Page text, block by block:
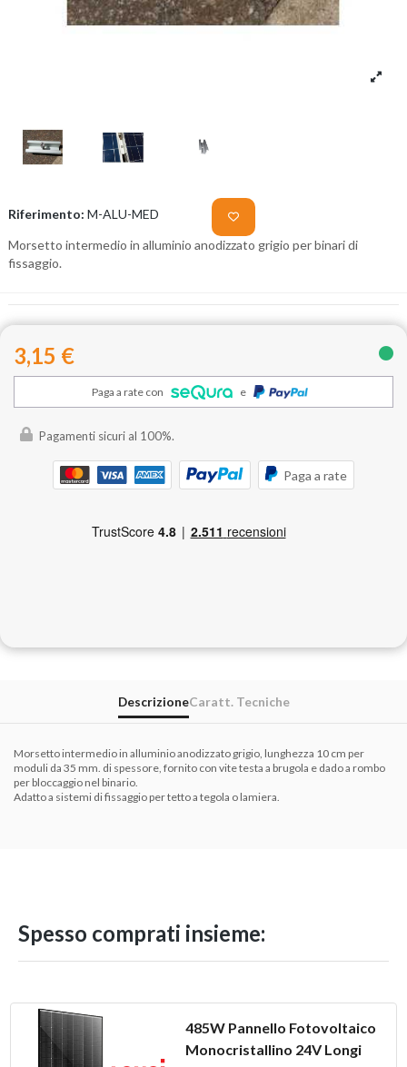
Riferimento: M-ALU-MED
Morsetto intermedio in alluminio anodizzato grigio per binari di
fissaggio.
3,15 €
Paga a rate con e
Pagamenti sicuri al 100%.
Paga a rate
DescrizioneCaratt. Tecniche
Morsetto intermedio in alluminio anodizzato grigio, lunghezza 10 cm per
moduli da 35 mm. di spessore, fornito con vite testa a brugola e dado a rombo
per bloccaggio nel binario.
Adatto a sistemi di fissaggio per tetto a tegola o lamiera.
Spesso comprati insieme:
485W Pannello Fotovoltaico
Monocristallino 24V Longi